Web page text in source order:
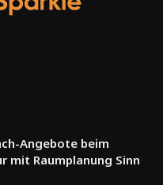
Angebote beim
mit Raumplanung Sinn